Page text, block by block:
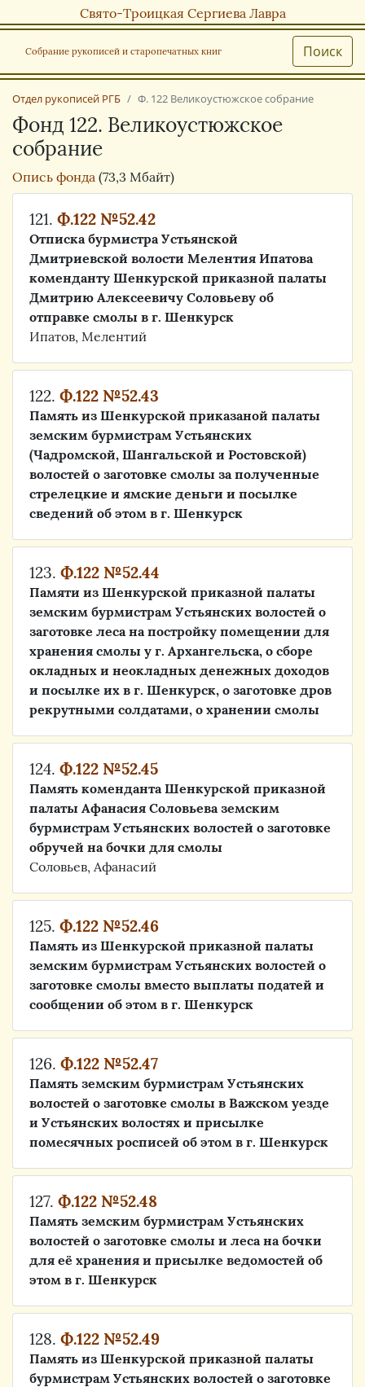
Свято-Троицкая Сергиева Лавра
Собрание рукописей и старопечатных книг Поиск
Отдел рукописей РГБ Ф. 122 Великоустюжское собрание
Фонд 122. Великоустюжское
собрание
Опись фонда (73,3 Мбайт)
121. Ф.122 №52.42
Отписка бурмистра Устьянской
Дмитриевской волости Мелентия Ипатова
коменданту Шенкурской приказной палаты
Дмитрию Алексеевичу Соловьеву об
отправке смолы в г. Шенкурск
Ипатов, Мелентий
122. Ф.122 №52.43
Память из Шенкурской приказаной палаты
земским бурмистрам Устьянских
(Чадромской, Шангальской и Ростовской)
волостей о заготовке смолы за полученные
стрелецкие и ямские деньги и посылке
сведений об этом в г. Шенкурск
123. Ф.122 №52.44
Памяти из Шенкурской приказной палаты
земским бурмистрам Устьянских волостей о
заготовке леса на постройку помещении для
хранения смолы у г. Архангельска, о сборе
окладных и неокладных денежных доходов
и посылке их в г. Шенкурск, о заготовке дров
рекрутными солдатами, о хранении смолы
124. Ф.122 №52.45
Память коменданта Шенкурской приказной
палаты Афанасия Соловьева земским
бурмистрам Устьянских волостей о заготовке
обручей на бочки для смолы
Соловьев, Афанасий
125. Ф.122 №52.46
Память из Шенкурской приказной палаты
земским бурмистрам Устьянских волостей о
заготовке смолы вместо выплаты податей и
сообщении об этом в г. Шенкурск
126. Ф.122 №52.47
Память земским бурмистрам Устьянских
волостей о заготовке смолы в Важском уезде
и Устьянских волостях и присылке
помесячных росписей об этом в г. Шенкурск
127. Ф.122 №52.48
Память земским бурмистрам Устьянских
волостей о заготовке смолы и леса на бочки
для её хранения и присылке ведомостей об
этом в г. Шенкурск
128. Ф.122 №52.49
Память из Шенкурской приказной палаты
бурмистрам Устьянских волостей о заготовке